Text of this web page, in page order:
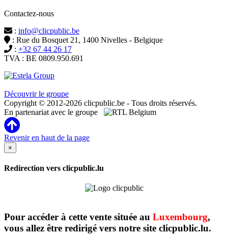
Contactez-nous
: info@clicpublic.be
: Rue du Bosquet 21, 1400 Nivelles - Belgique
: +32 67 44 26 17
TVA : BE 0809.950.691
Découvrir le groupe
Copyright © 2012-2026 clicpublic.be - Tous droits réservés.
En partenariat avec le groupe
Revenir en haut de la page
×
Redirection vers clicpublic.lu
Pour accéder à cette vente située au Luxembourg,
vous allez être redirigé vers notre site clicpublic.lu.